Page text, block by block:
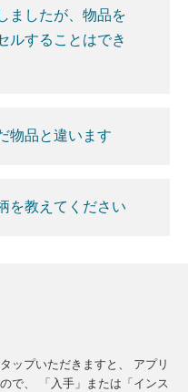
ましたが、物品を
ルすることはでき
物品と違います
を教えてください
ップいただきますと、
アプリ
で、
「入手」または「インス